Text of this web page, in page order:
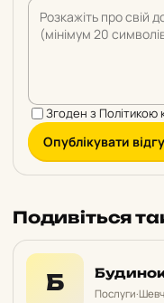
Згоден з Політикою
Опублікувати
Подивіться
Б Послуги·